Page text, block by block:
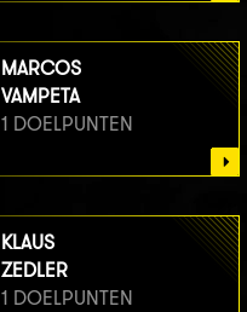
MARCOS
VAMPETA
1 DOELPUNTEN
KLAUS
ZEDLER
1 DOELPUNTEN